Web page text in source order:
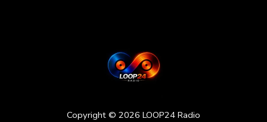
Copyright © 2026 LOOP24 Radio